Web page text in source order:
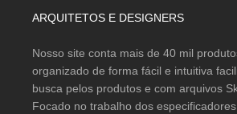
ARQUITETOS E DESIGNERS
Nosso site conta mais de 40 mil
organizado de forma fácil e intuitiva
busca pelos produtos e com arquivos
Focado no trabalho dos